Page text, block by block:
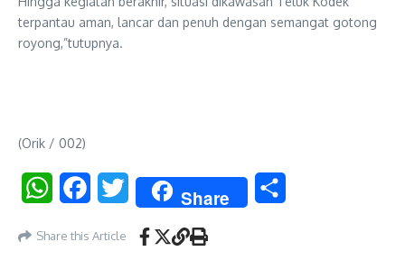
terpantau aman, lancar dan penuh dengan semangat gotong
royong,”tutupnya.
(Orik / 002)
WhatsAppFacebookTwitter Share
Share this Article